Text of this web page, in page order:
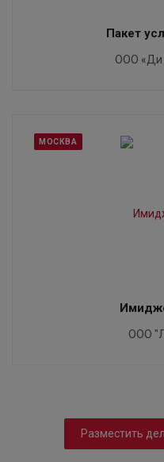
Пакет
ООО «Ди
МОСКВА
ООО
Разместить